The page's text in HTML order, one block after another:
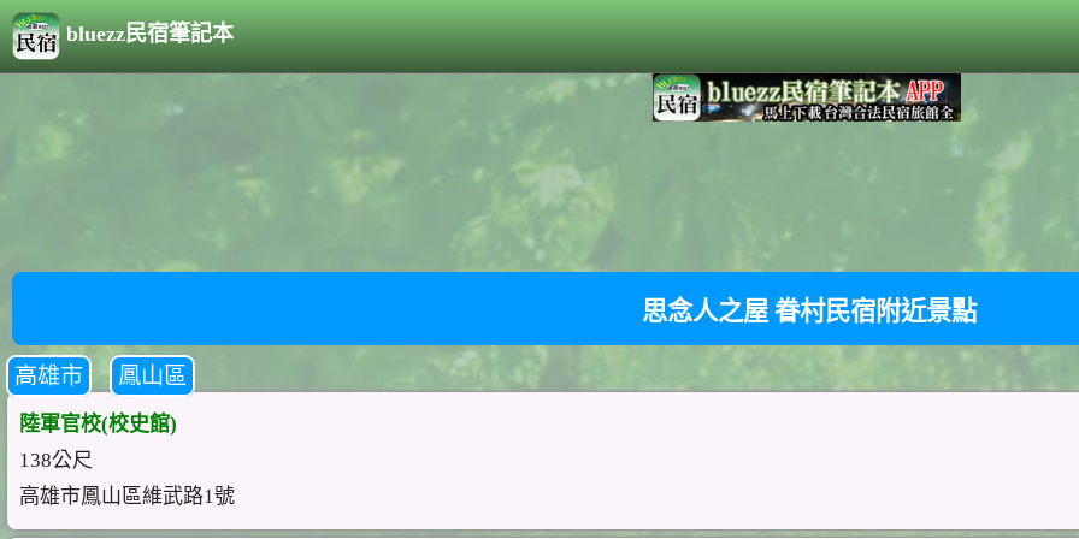
bluezz民宿筆記本
思念人之屋 眷村民宿附近景點
高雄市 鳳山區
陸軍官校(校史館)
138公尺
高雄市鳳山區維武路1號